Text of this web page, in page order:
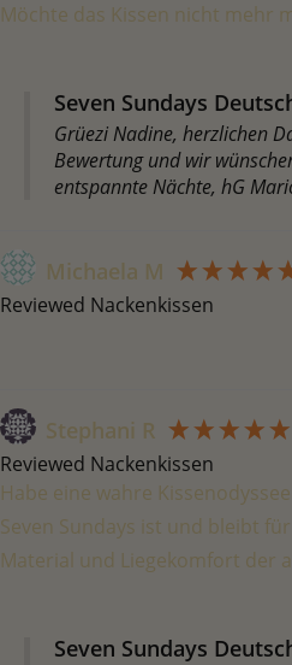
Möchte das Kissen nicht mehr
Seven Sundays
Grüezi Nadine, herzlichen
Bewertung und wir
entspannte Nächte, hG
Michaela M
Reviewed Nackenkissen
Stephani R
Reviewed Nackenkissen
Habe eine wahre
Seven Sundays ist und bleibt
Material und Liegekomfort der
Seven Sundays